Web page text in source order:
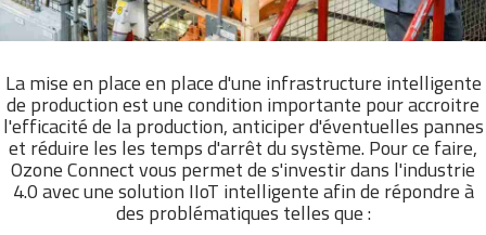
La mise en place en place d'une infrastructure intelligente
de production est une condition importante pour accroitre
l'efficacité de la production, anticiper d'éventuelles pannes
et réduire les les temps d'arrêt du système. Pour ce faire,
Ozone Connect vous permet de s'investir dans l'industrie
4.0 avec une solution IIoT intelligente afin de répondre à
des problématiques telles que :